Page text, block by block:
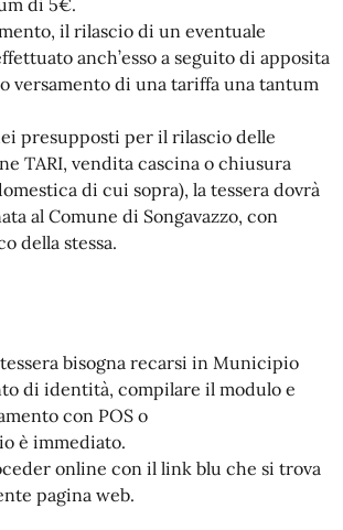
di 5€.
il rilascio di un eventuale
anch’esso a seguito di apposita
versamento di una tariffa una tantum
presupposti per il rilascio delle
TARI, vendita cascina o chiusura
di cui sopra), la tessera dovrà
al Comune di Songavazzo, con
della stessa.
bisogna recarsi in Municipio
di identità, compilare il modulo e
con POS o
è immediato.
online con il link blu che si trova
pagina web.